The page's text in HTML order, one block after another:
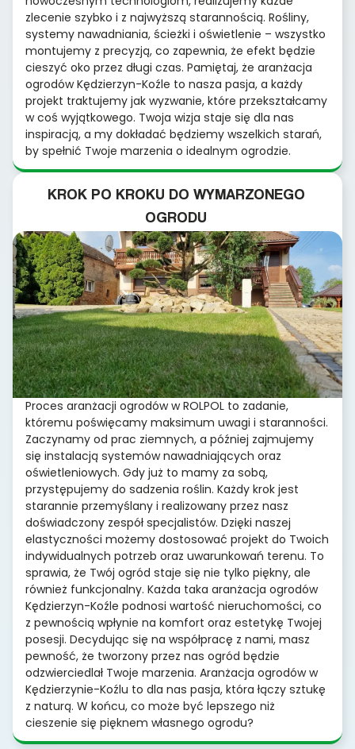
zlecenie szybko i z najwyższą starannością. Rośliny,
systemy nawadniania, ścieżki i oświetlenie – wszystko
montujemy z precyzją, co zapewnia, że efekt będzie
cieszyć oko przez długi czas. Pamiętaj, że aranżacja
ogrodów Kędzierzyn-Koźle to nasza pasja, a każdy
projekt traktujemy jak wyzwanie, które przekształcamy
w coś wyjątkowego. Twoja wizja staje się dla nas
inspiracją, a my dokładać będziemy wszelkich starań,
by spełnić Twoje marzenia o idealnym ogrodzie.
KROK PO KROKU DO WYMARZONEGO
OGRODU
Proces aranżacji ogrodów w ROLPOL to zadanie,
któremu poświęcamy maksimum uwagi i staranności.
Zaczynamy od prac ziemnych, a później zajmujemy
się instalacją systemów nawadniających oraz
oświetleniowych. Gdy już to mamy za sobą,
przystępujemy do sadzenia roślin. Każdy krok jest
starannie przemyślany i realizowany przez nasz
doświadczony zespół specjalistów. Dzięki naszej
elastyczności możemy dostosować projekt do Twoich
indywidualnych potrzeb oraz uwarunkowań terenu. To
sprawia, że Twój ogród staje się nie tylko piękny, ale
również funkcjonalny. Każda taka aranżacja ogrodów
Kędzierzyn-Koźle podnosi wartość nieruchomości, co
z pewnością wpłynie na komfort oraz estetykę Twojej
posesji. Decydując się na współpracę z nami, masz
pewność, że tworzony przez nas ogród będzie
odzwierciedlał Twoje marzenia. Aranżacja ogrodów w
Kędzierzynie-Koźlu to dla nas pasja, która łączy sztukę
z naturą. W końcu, co może być lepszego niż
cieszenie się pięknem własnego ogrodu?